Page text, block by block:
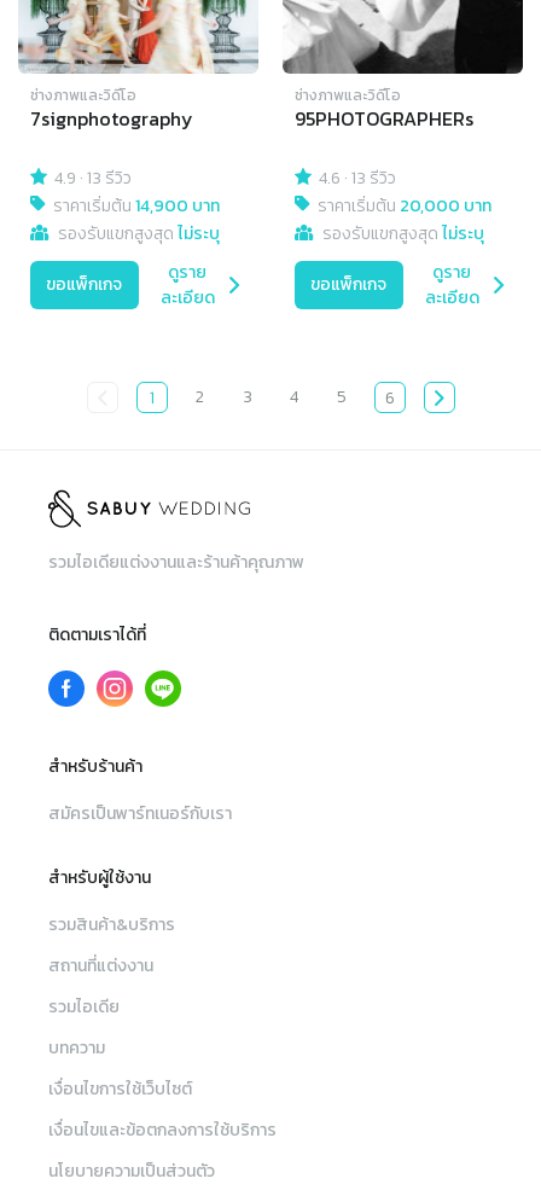
ช่างภาพและวิดีโอ
7signphotography
4.9 ·13 รีวิว
ราคาเริ่มต้น14,900 บาท
รองรับแขกสูงสุดไม่ระบุ
ขอแพ็กเกจ
ดูราย
ละเอียด
ช่างภาพและวิดีโอ
95PHOTOGRAPHERs
4.6 ·13 รีวิว
ราคาเริ่มต้น 20,000 บาท
รองรับแขกสูงสุดไม่ระบุ
ขอแพ็กเกจ
ดูราย
ละเอียด
1 2 3 4 5 6
รวมไอเดียแต่งงานและร้านค้าคุณภาพ
ติดตามเราได้ที่
สำหรับร้านค้า
สมัครเป็นพาร์ทเนอร์กับเรา
สำหรับผู้ใช้งาน
รวมสินค้า&บริการ
สถานที่แต่งงาน
รวมไอเดีย
บทความ
เงื่อนไขการใช้เว็บไซต์
เงื่อนไขและข้อตกลงการใช้บริการ
นโยบายความเป็นส่วนตัว